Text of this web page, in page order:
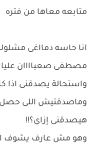
متابعه معاها من فتره
انا حاسه دمااغى
مصطفى صعباااان عليا
واستحالة يصدقنى اذا
وماصدقتيش اللى
هيصدقنى إزاى؟!!
وهو مش عارف يشوف